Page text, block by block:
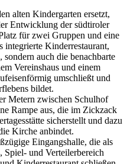
alten Kindergarten ersetzt,
Entwicklung der südtiroler
für zwei Gruppen und eine
integrierte Kinderrestaurant,
auch die benachbarte
Vereinshaus und einem
umschließt und
bildet.
Metern zwischen Schulhof
Rampe aus, die im Zickzack
sicherstellt und dazu
Kirche anbindet.
Eingangshalle, die als
Spiel- und Verteilerbereich